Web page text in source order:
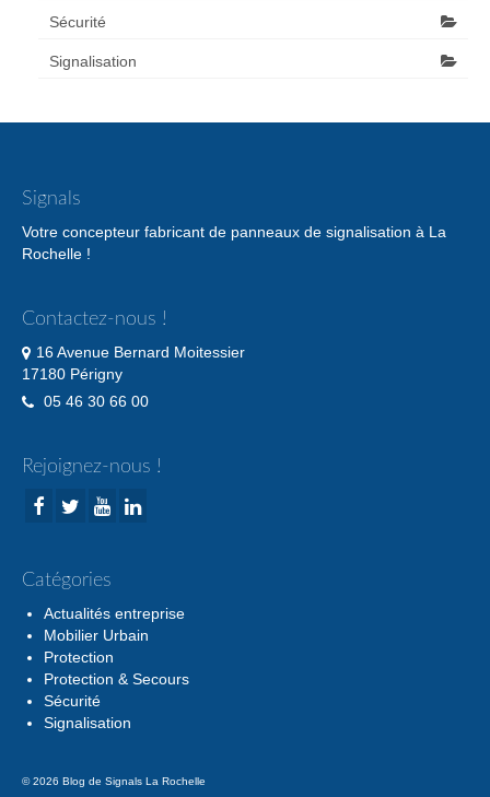
Sécurité
Signalisation
Signals
Votre concepteur fabricant de panneaux de signalisation à La
Rochelle !
Contactez-nous !
16 Avenue Bernard Moitessier
17180 Périgny
05 46 30 66 00
Rejoignez-nous !
Catégories
Actualités entreprise
Mobilier Urbain
Protection
Protection & Secours
Sécurité
Signalisation
© 2026 Blog de Signals La Rochelle